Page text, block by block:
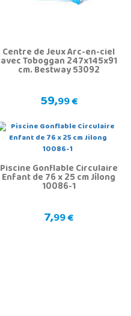
Centre de Jeux Arc-en-ciel
avec Toboggan 247x145x91
cm. Bestway 53092
59,99 €
Piscine Gonflable Circulaire
Enfant de 76 x 25 cm Jilong
10086-1
7,99 €